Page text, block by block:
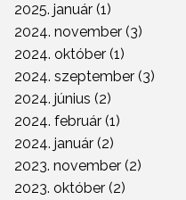
2025. január (1)
2024. november (3)
2024. október (1)
2024. szeptember (3)
2024. június (2)
2024. február (1)
2024. január (2)
2023. november (2)
2023. október (2)